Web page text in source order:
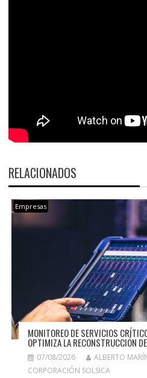
RELACIONADOS
Empresas
MONITOREO DE SERVICIOS
OPTIMIZA LA RECONSTRUCCIÓN
07/08/2026
ALBERTO
CORPORACIÓN SOLSICA